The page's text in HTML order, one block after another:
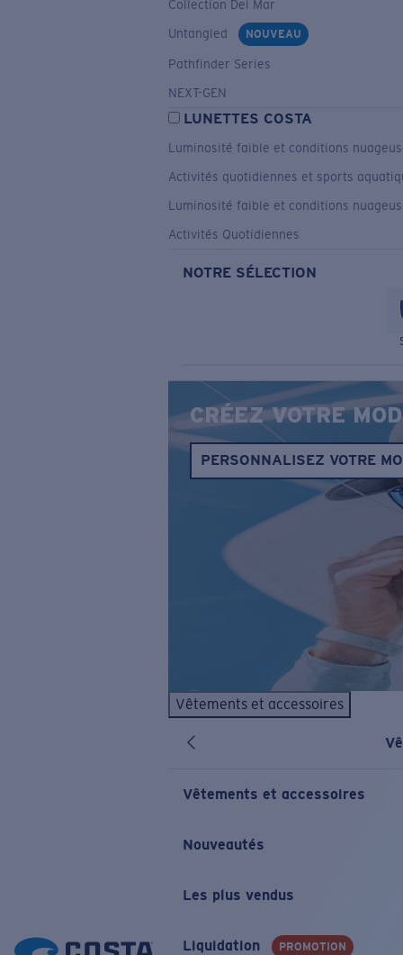
Collection Del Mar
Untangled
NOUVEAU
Pathfinder Series
NEXT-GEN
LUNETTES COSTA
Luminosité faible et conditions
Activités quotidiennes et sports
Luminosité faible et conditions
Activités Quotidiennes
NOTRE SÉLECTION
CRÉEZ VOTRE
PERSONNALISEZ VOTRE
Vêtements et accessoires
Vêtements et accessoires
Nouveautés
Les plus vendus
Liquidation PROMOTION